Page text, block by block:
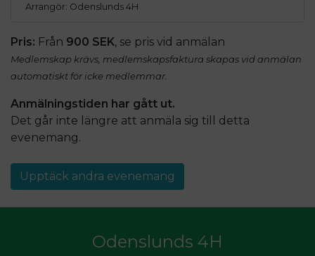
Arrangör: Odenslunds 4H
Pris: Från 900 SEK, se pris vid anmälan
Medlemskap krävs, medlemskapsfaktura skapas vid anmälan
automatiskt för icke medlemmar.
Anmälningstiden har gått ut.
Det går inte längre att anmäla sig till detta
evenemang.
Upptäck andra evenemang
Odenslunds 4H